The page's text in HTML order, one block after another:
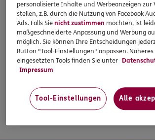
Schaden oder Leistungsfall
Bequem online oder
Rechnung einreichen
Kundenportal Log-in
Gegen dumm gelaufen hilft nur klug
sind Sie vor den finanziellen Folgen
Missgeschicke geschützt.
personalisierte Inhalte und Werbeanzeigen zur
stellen, z.B. durch die Nutzung von Facebook
Ads. Falls Sienicht zustimmen möchten, ist
maßgeschneiderte Anpassung und Werbung
möglich. Sie können Ihre Entscheidungen
Button "Tool-Einstellungen" anpassen. Näheres
eingesetzten Tools finden Sie unter
Impressum
Tool-Einstellungen Alle